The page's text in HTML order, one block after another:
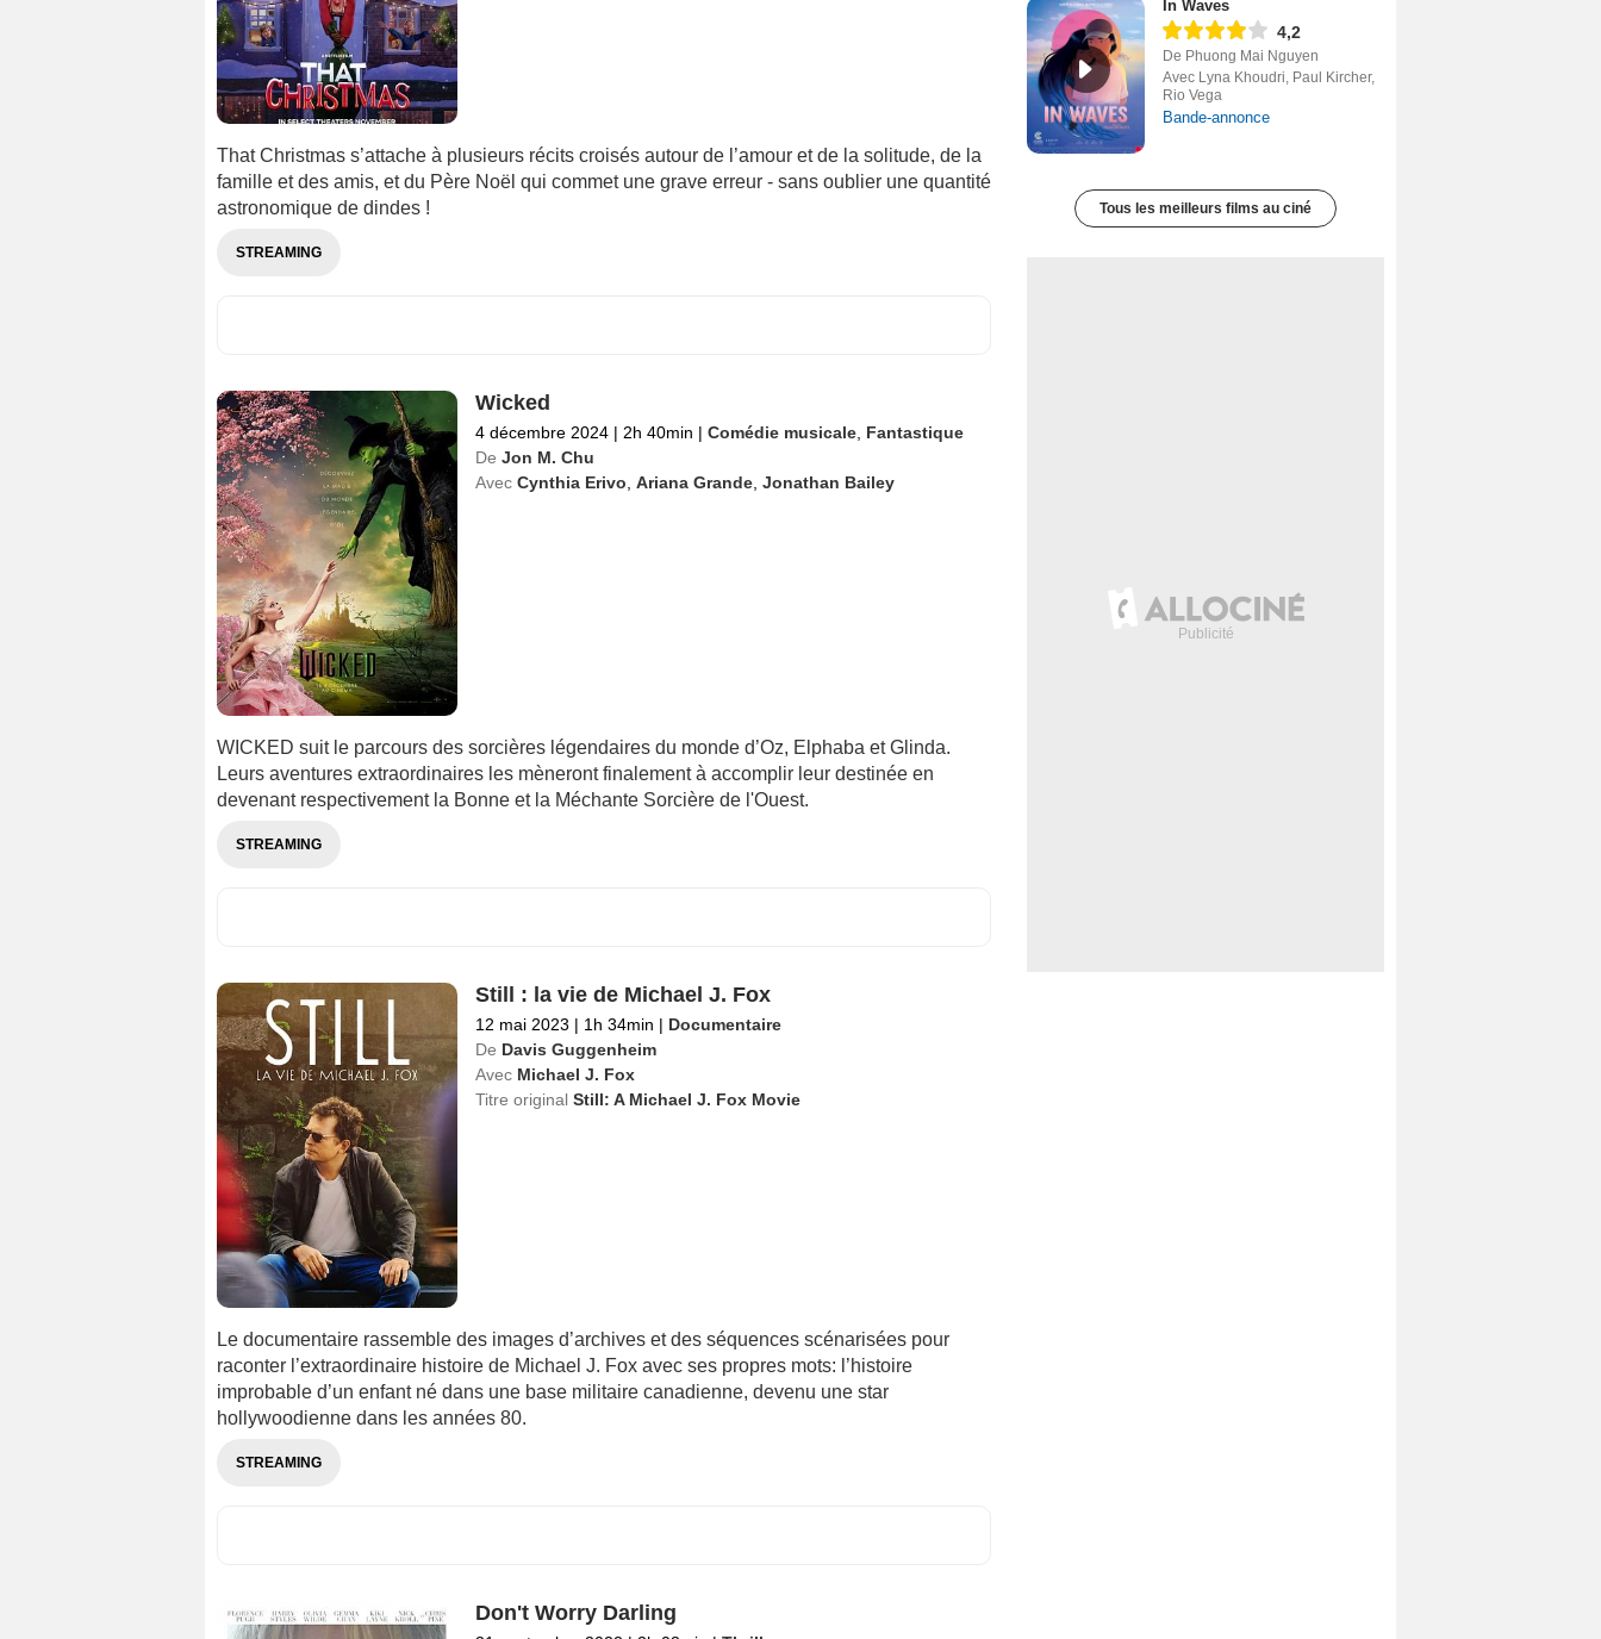
That Christmas s’attache à plusieurs récits croisés autour de l’amour et de la solitude, de la
famille et des amis, et du Père Noël qui commet une grave erreur - sans oublier une quantité
astronomique de dindes !
STREAMING
Wicked
4 décembre 2024 | 2h 40min | Comédie musicale, Fantastique
De Jon M. Chu
Avec Cynthia Erivo Ariana Grande, Jonathan Bailey
WICKED suit le parcours des sorcières légendaires du monde d’Oz, Elphaba et Glinda.
Leurs aventures extraordinaires les mèneront finalement à accomplir leur destinée en
devenant respectivement la Bonne et la Méchante Sorcière de l'Ouest.
STREAMING
Still : la vie de Michael J. Fox
12 mai 2023 | 1h 34min | Documentaire
De Davis Guggenheim
Avec Michael J. Fox
Titre original Still: A Michael J. Fox Movie
Le documentaire rassemble des images d’archives et des séquences scénarisées pour
raconter l’extraordinaire histoire de Michael J. Fox avec ses propres mots: l’histoire
improbable d’un enfant né dans une base militaire canadienne, devenu une star
hollywoodienne dans les années 80.
STREAMING
Don't Worry Darling
In Waves
4,2
De Phuong Mai Nguyen
Avec Lyna Khoudri, Paul Kircher,
Rio Vega
Bande-annonce
Tous les meilleurs films au ciné